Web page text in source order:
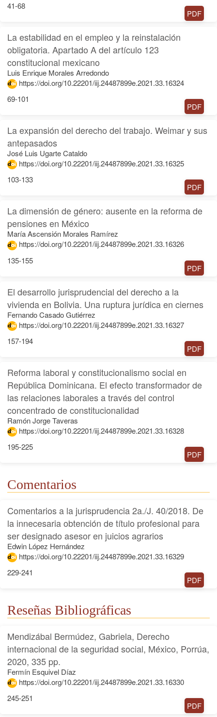
41-68
PDF
La estabilidad en el empleo y la reinstalación
obligatoria. Apartado A del artículo 123
constitucional mexicano
Luis Enrique Morales Arredondo
https://doi.org/10.22201/iij.24487899e.2021.33.16324
69-101
PDF
La expansión del derecho del trabajo. Weimar y sus
antepasados
José Luis Ugarte Cataldo
https://doi.org/10.22201/iij.24487899e.2021.33.16325
103-133
PDF
La dimensión de género: ausente en la reforma de
pensiones en México
María Ascensión Morales Ramírez
https://doi.org/10.22201/iij.24487899e.2021.33.16326
135-155
PDF
El desarrollo jurisprudencial del derecho a la
vivienda en Bolivia. Una ruptura jurídica en ciernes
Fernando Casado Gutiérrez
https://doi.org/10.22201/iij.24487899e.2021.33.16327
157-194
PDF
Reforma laboral y constitucionalismo social en
República Dominicana. El efecto transformador de
las relaciones laborales a través del control
concentrado de constitucionalidad
Ramón Jorge Taveras
https://doi.org/10.22201/iij.24487899e.2021.33.16328
195-225
PDF
Comentarios
Comentarios a la jurisprudencia 2a./J. 40/2018. De
la innecesaria obtención de título profesional para
ser designado asesor en juicios agrarios
Edwin López Hernández
https://doi.org/10.22201/iij.24487899e.2021.33.16329
229-241
PDF
Reseñas Bibliográficas
Mendizábal Bermúdez, Gabriela, Derecho
internacional de la seguridad social, México, Porrúa,
2020, 335 pp.
Fermín Esquivel Díaz
https://doi.org/10.22201/iij.24487899e.2021.33.16330
245-251
PDF